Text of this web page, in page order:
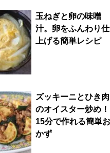
玉ねぎと卵の味噌
汁。卵をふんわり仕
上げる簡単レシピ
ズッキーニとひき肉
のオイスター炒め！
15分で作れる簡単お
かず